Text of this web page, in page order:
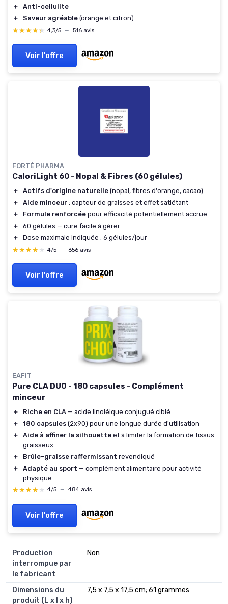
＋
Anti-cellulite
＋
Saveur agréable (orange et citron)
★★★★★
★★★★★ 4,3/5 — 516 avis
Voir l'offre
FORTÉ PHARMA
CaloriLight 60 - Nopal & Fibres (60 gélules)
＋ Actifs d'origine naturelle (nopal, fibres d'orange, cacao)
＋
Aide minceur : capteur de graisses et effet satiétant
＋
Formule renforcée pour efficacité potentiellement accrue
＋
60 gélules — cure facile à gérer
＋
Dose maximale indiquée : 6 gélules/jour
★★★★★
★★★★★ 4/5 — 656 avis
Voir l'offre
EAFIT
Pure CLA DUO - 180 capsules - Complément
minceur
＋ Riche en CLA — acide linoléique conjugué ciblé
＋
180 capsules (2x90) pour une longue durée d'utilisation
＋
Aide à affiner la silhouette et à limiter la formation de tissus
graisseux
＋
Brûle-graisse raffermissant revendiqué
＋
Adapté au sport — complément alimentaire pour activité
physique
★★★★★
★★★★★ 4/5 — 484 avis
Voir l'offre
Production
interrompue par
le fabricant
Non
Dimensions du
produit (L x l x h)
7,5 x 7,5 x 17,5 cm; 61 grammes